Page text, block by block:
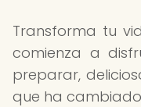
Transforma tu
comienza a
preparar,
que ha